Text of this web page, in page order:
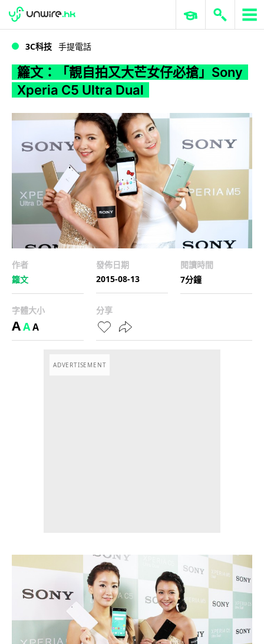
WWDC 2026 ERP 與商業 AI
3C科技 手提電話
籮文：「靚自拍又大芒女仔必搶」Sony
Xperia C5 Ultra Dual
作者
籮文
發佈日期
2015-08-13
閱讀時間
7分鐘
字體大小
AAA
分享
ADVERTISEMENT